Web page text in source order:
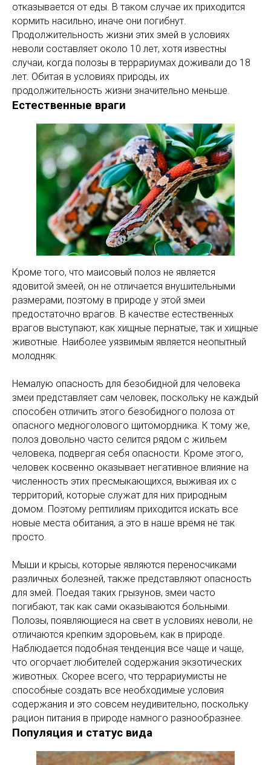
отказывается от еды. В таком случае их приходится
кормить насильно, иначе они погибнут.
Продолжительность жизни этих змей в условиях
неволи составляет около 10 лет, хотя известны
случаи, когда полозы в террариумах доживали до 18
лет. Обитая в условиях природы, их
продолжительность жизни значительно меньше.
Естественные враги
Кроме того, что маисовый полоз не является
ядовитой змеей, он не отличается внушительными
размерами, поэтому в природе у этой змеи
предостаточно врагов. В качестве естественных
врагов выступают, как хищные пернатые, так и хищные
животные. Наиболее уязвимым является неопытный
молодняк.
Немалую опасность для безобидной для человека
змеи представляет сам человек, поскольку не каждый
способен отличить этого безобидного полоза от
опасного медноголового щитомордника. К тому же,
полоз довольно часто селится рядом с жильем
человека, подвергая себя опасности. Кроме этого,
человек косвенно оказывает негативное влияние на
численность этих пресмыкающихся, выживая их с
территорий, которые служат для них природным
домом. Поэтому рептилиям приходится искать все
новые места обитания, а это в наше время не так
просто.
Мыши и крысы, которые являются переносчиками
различных болезней, также представляют опасность
для змей. Поедая таких грызунов, змеи часто
погибают, так как сами оказываются больными.
Полозы, появляющиеся на свет в условиях неволи, не
отличаются крепким здоровьем, как в природе.
Наблюдается подобная тенденция все чаще и чаще,
что огорчает любителей содержания экзотических
животных. Скорее всего, что террариумисты не
способные создать все необходимые условия
содержания и это совсем неудивительно, поскольку
рацион питания в природе намного разнообразнее.
Популяция и статус вида